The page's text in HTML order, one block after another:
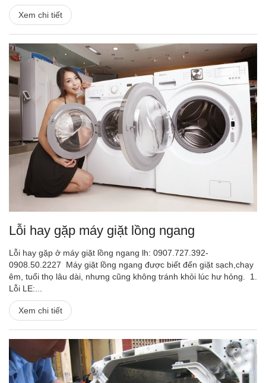
Xem chi tiết
Lỗi hay gặp máy giặt lồng ngang
Lỗi hay gặp ở máy giặt lồng ngang lh: 0907.727.392-
0908.50.2227 Máy giặt lồng ngang được biết đến giặt sạch,chạy
êm, tuổi thọ lâu dài, nhưng cũng không tránh khỏi lúc hư hỏng. 1.
Lỗi LE:...
Xem chi tiết